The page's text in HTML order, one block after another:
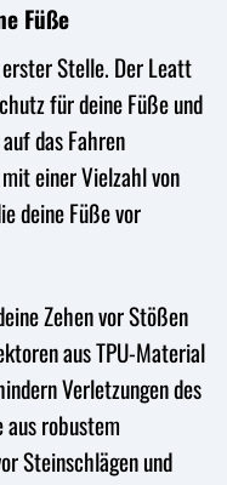
Füße
Stelle. Der Leatt
für deine Füße und
das Fahren
einer Vielzahl von
deine Füße vor
Zehen vor Stößen
aus TPU-Material
Verletzungen des
robustem
Steinschlägen und